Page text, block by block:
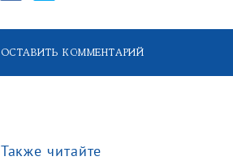
ОСТАВИТЬ КОММЕНТАРИЙ
Также читайте